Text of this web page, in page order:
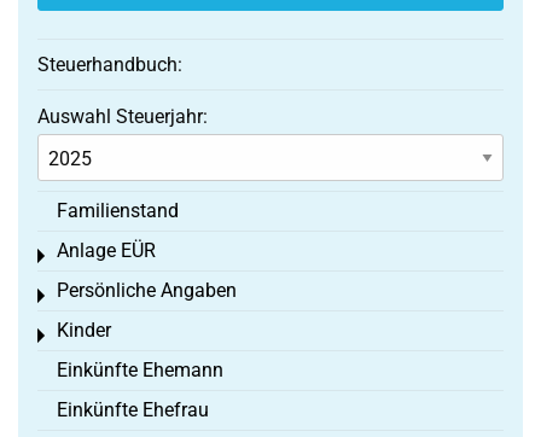
Steuerhandbuch:
Auswahl Steuerjahr:
Familienstand
Anlage EÜR
Toggle menu
Persönliche Angaben
Toggle menu
Kinder
Toggle menu
Einkünfte Ehemann
Einkünfte Ehefrau